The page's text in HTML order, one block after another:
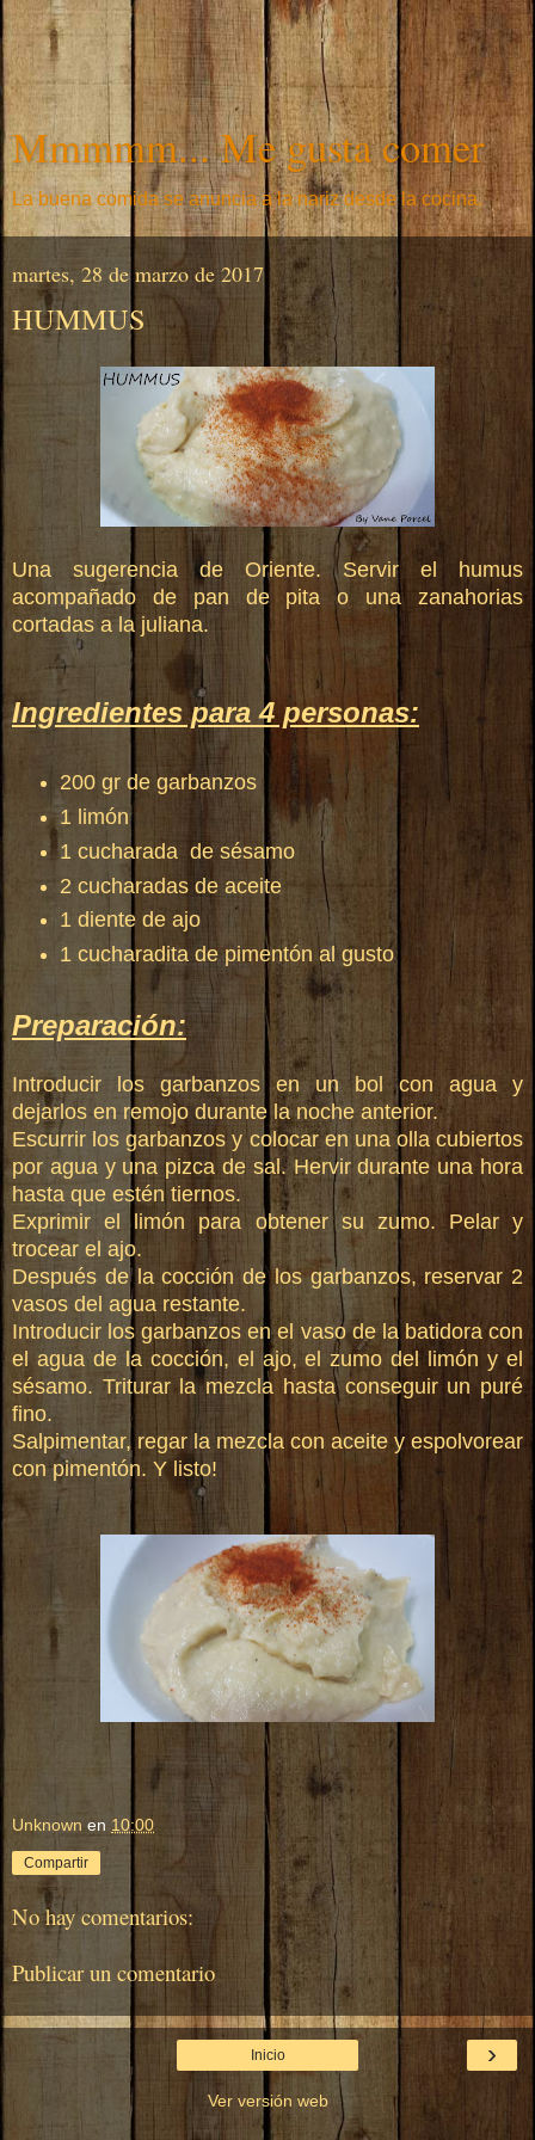
Mmmmm... Me gusta comer
La buena comida se anuncia a la nariz desde la cocina.
martes, 28 de marzo de 2017
HUMMUS
Una sugerencia de Oriente. Servir el humus
acompañado de pan de pita o una zanahorias
cortadas a la juliana.
Ingredientes para 4 personas:
200 gr de garbanzos
1 limón
1 cucharada de sésamo
2 cucharadas de aceite
1 diente de ajo
1 cucharadita de pimentón al gusto
Preparación:
Introducir los garbanzos en un bol con agua y
dejarlos en remojo durante la noche anterior.
Escurrir los garbanzos y colocar en una olla cubiertos
por agua y una pizca de sal.Hervir durante una hora
hasta que estén tiernos.
Exprimir el limón para obtener su zumo. Pelar y
trocear el ajo.
Después de la cocción de los garbanzos, reservar 2
vasos del agua restante.
Introducir los garbanzos en el vaso de la batidora con
el agua de la cocción, el ajo, el zumo del limón y el
sésamo. Triturar la mezcla hasta conseguir un puré
fino.
Salpimentar, regar la mezcla con aceite y espolvorear
con pimentón. Y listo!
Unknown en 10:00
Compartir
No hay comentarios:
Publicar un comentario
›
Inicio
Ver versión web